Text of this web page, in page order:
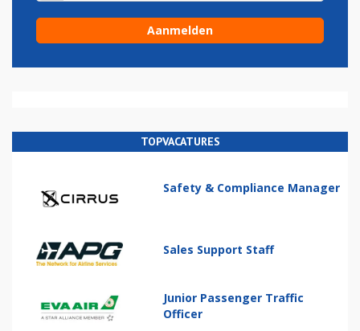
TOPVACATURES
Safety & Compliance Manager
Sales Support Staff
Junior Passenger Traffic
Officer